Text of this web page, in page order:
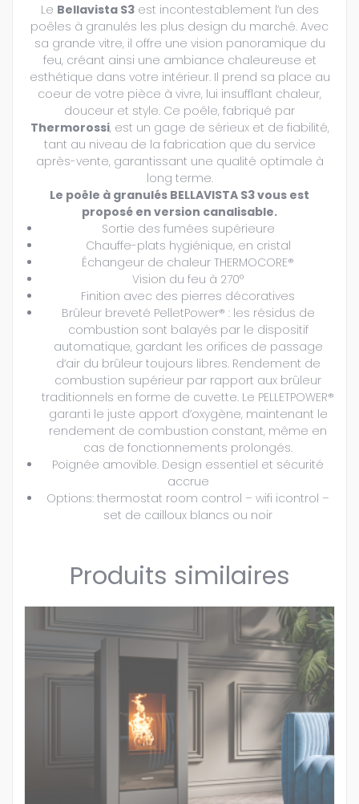
Le Bellavista S3est incontestablement l’un des
poêles à granulés les plus design du marché. Avec
sa grande vitre, il offre une vision panoramique du
feu, créant ainsi une ambiance chaleureuse et
esthétique dans votre intérieur. Il prend sa place au
coeur de votre pièce à vivre, lui insufflant chaleur,
douceur et style. Ce poêle, fabriqué par
Thermorossi, est un gage de sérieux et de fiabilité,
tant au niveau de la fabrication que du service
après-vente, garantissant une qualité optimale à
long terme.
Le poêle à granulés BELLAVISTA S3 vous est
proposé en version canalisable.
Sortie des fumées supérieure
Chauffe-plats hygiénique, en cristal
Échangeur de chaleur THERMOCORE®
Vision du feu à 270°
Finition avec des pierres décoratives
Brûleur breveté PelletPower® : les résidus de
combustion sont balayés par le dispositif
automatique, gardant les orifices de passage
d’air du brûleur toujours libres. Rendement de
combustion supérieur par rapport aux brûleur
traditionnels en forme de cuvette. Le PELLETPOWER®
garanti le juste apport d’oxygène, maintenant le
rendement de combustion constant, même en
cas de fonctionnements prolongés.
Poignée amovible. Design essentiel et sécurité
accrue
Options: thermostat room control – wifi icontrol –
set de cailloux blancs ou noir
Produits similaires